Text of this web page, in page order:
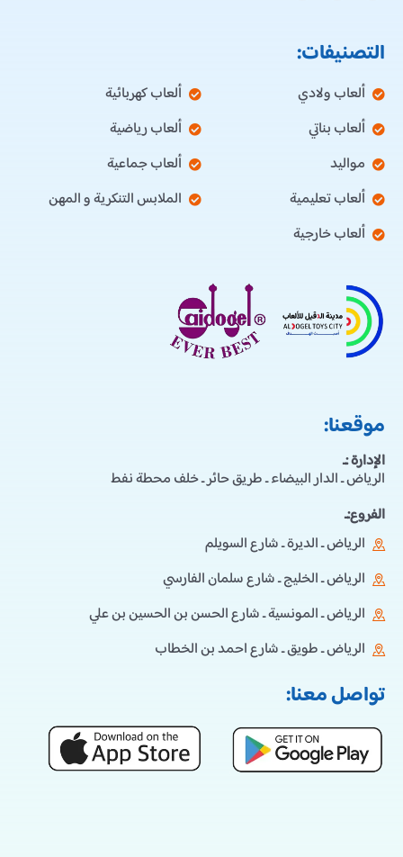
التصنيفات:
ألعاب ولادي
ألعاب بناتي
مواليد
ألعاب تعليمية
ألعاب خارجية
ألعاب كهربائية
ألعاب رياضية
ألعاب جماعية
الملابس التنكرية و المهن
موقعنا:
الإدارة :ـ
الرياض ـ الدار البيضاء ـ طريق حائر ـ خلف محطة نفط
الفروع:ـ
الرياض ـ الديرة ـ شارع السويلم
الرياض ـ الخليج ـ شارع سلمان الفارسي
الرياض ـ المونسية ـ شارع الحسن بن الحسين بن علي
الرياض ـ طويق ـ شارع احمد بن الخطاب
تواصل معنا: